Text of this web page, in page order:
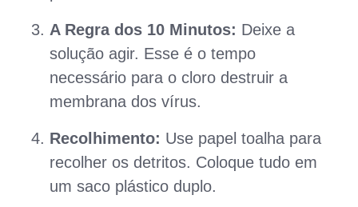
A Regra dos 10 Minutos: Deixe a
solução agir. Esse é o tempo
necessário para o cloro destruir a
membrana dos vírus.
Recolhimento: Use papel toalha para
recolher os detritos. Coloque tudo em
um saco plástico duplo.